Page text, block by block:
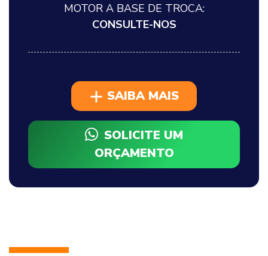
MOTOR A BASE DE TROCA:
CONSULTE-NOS
SAIBA MAIS
SOLICITE UM
ORÇAMENTO